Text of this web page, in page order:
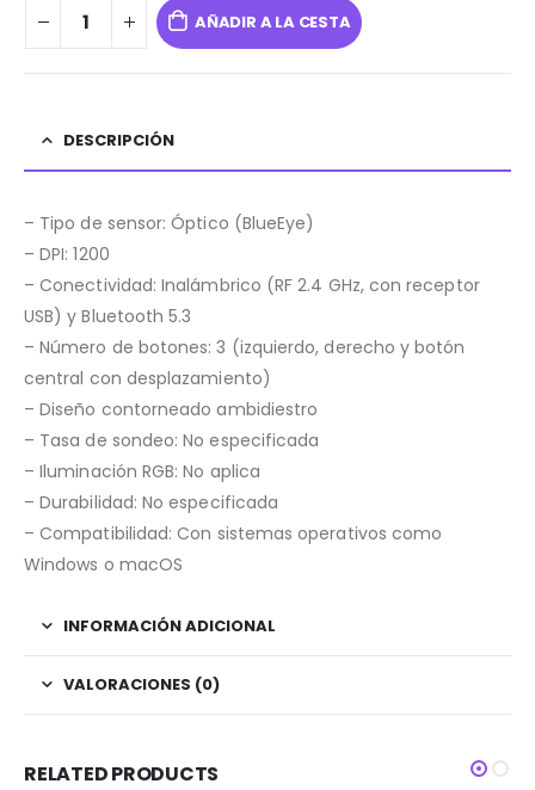
AÑADIR A LA CESTA
DESCRIPCIÓN
– Tipo de sensor: Óptico (BlueEye)
– DPI: 1200
– Conectividad: Inalámbrico (RF 2.4 GHz, con receptor
USB) y Bluetooth 5.3
– Número de botones: 3 (izquierdo, derecho y botón
central con desplazamiento)
– Diseño contorneado ambidiestro
– Tasa de sondeo: No especificada
– Iluminación RGB: No aplica
– Durabilidad: No especificada
– Compatibilidad: Con sistemas operativos como
Windows o macOS
INFORMACIÓN ADICIONAL
VALORACIONES (0)
RELATED PRODUCTS